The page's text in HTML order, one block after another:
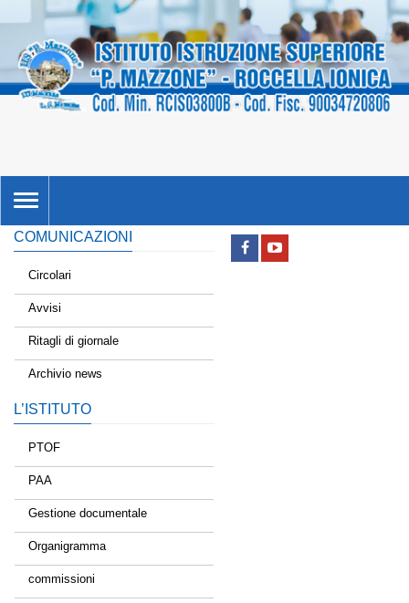
TOGGLE
NAVIGATION
COMUNICAZIONI
Circolari
Avvisi
Ritagli di giornale
Archivio news
L’ISTITUTO
PTOF
PAA
Gestione documentale
Organigramma
commissioni